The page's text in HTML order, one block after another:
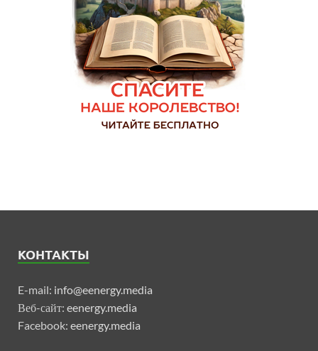
КОНТАКТЫ
E-mail: info@eenergy.media
Веб-сайт: eenergy.media
Facebook: eenergy.media